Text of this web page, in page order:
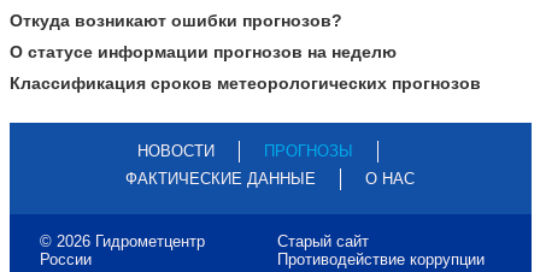
Откуда возникают ошибки прогнозов?
О статусе информации прогнозов на неделю
Классификация сроков метеорологических прогнозов
НОВОСТИ
ПРОГНОЗЫ
ФАКТИЧЕСКИЕ ДАННЫЕ
О НАС
© 2026 Гидрометцентр
России
Старый сайт
Противодействие коррупции